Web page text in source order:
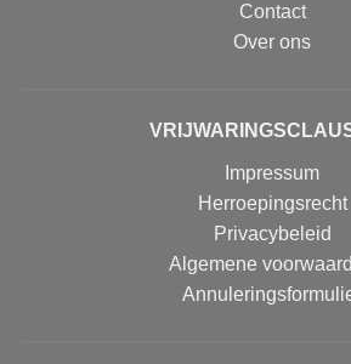
Contact
Over ons
Impressum
Herroepingsrecht
Privacybeleid
Algemene